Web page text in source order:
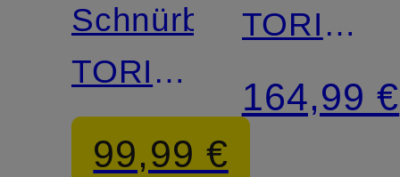
Schnürboots
TORINO™
V WP
99,99 €
V WP
164,99 €